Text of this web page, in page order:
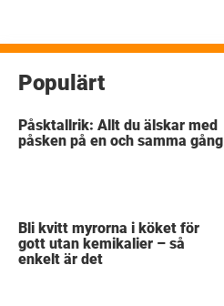
Populärt
Påsktallrik: Allt du älskar med
påsken på en och samma gång
Bli kvitt myrorna i köket för
gott utan kemikalier – så
enkelt är det